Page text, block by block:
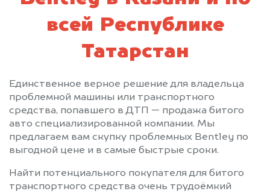
всей Республике
Татарстан
Единственное верное решение для владельца
проблемной машины или транспортного
средства, попавшего в ДТП — продажа битого
авто специализированной компании. Мы
предлагаем вам скупку проблемных Bentley по
выгодной цене и в самые быстрые сроки.
Найти потенциального покупателя для битого
транспортного средства очень трудоёмкий